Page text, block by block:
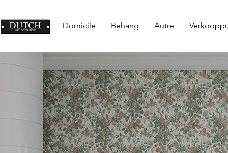
Domicile Behang Autre